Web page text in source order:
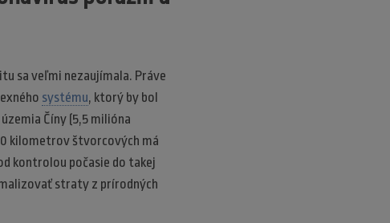
sa veľmi nezaujímala. Práve
systému, ktorý by bol
Číny (5,5 milióna
kilometrov štvorcových má
kontrolou počasie do takej
straty z prírodných